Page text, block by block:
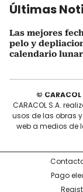
Últimas
Las mejores
pelo y
calendario lunar
©
CARACOL S.A.
usos de las obras
web a medios de
Pago